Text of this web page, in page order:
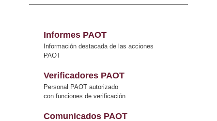
Informes PAOT
Información destacada de las acciones
PAOT
Verificadores PAOT
Personal PAOT autorizado
con funciones de verificación
Comunicados PAOT